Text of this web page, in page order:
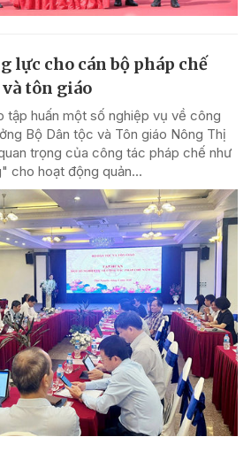
lực cho cán bộ pháp chế
tôn giáo
tập huấn một số nghiệp vụ về công
Bộ Dân tộc và Tôn giáo Nông Thị
trọng của công tác pháp chế như
cho hoạt động quản...